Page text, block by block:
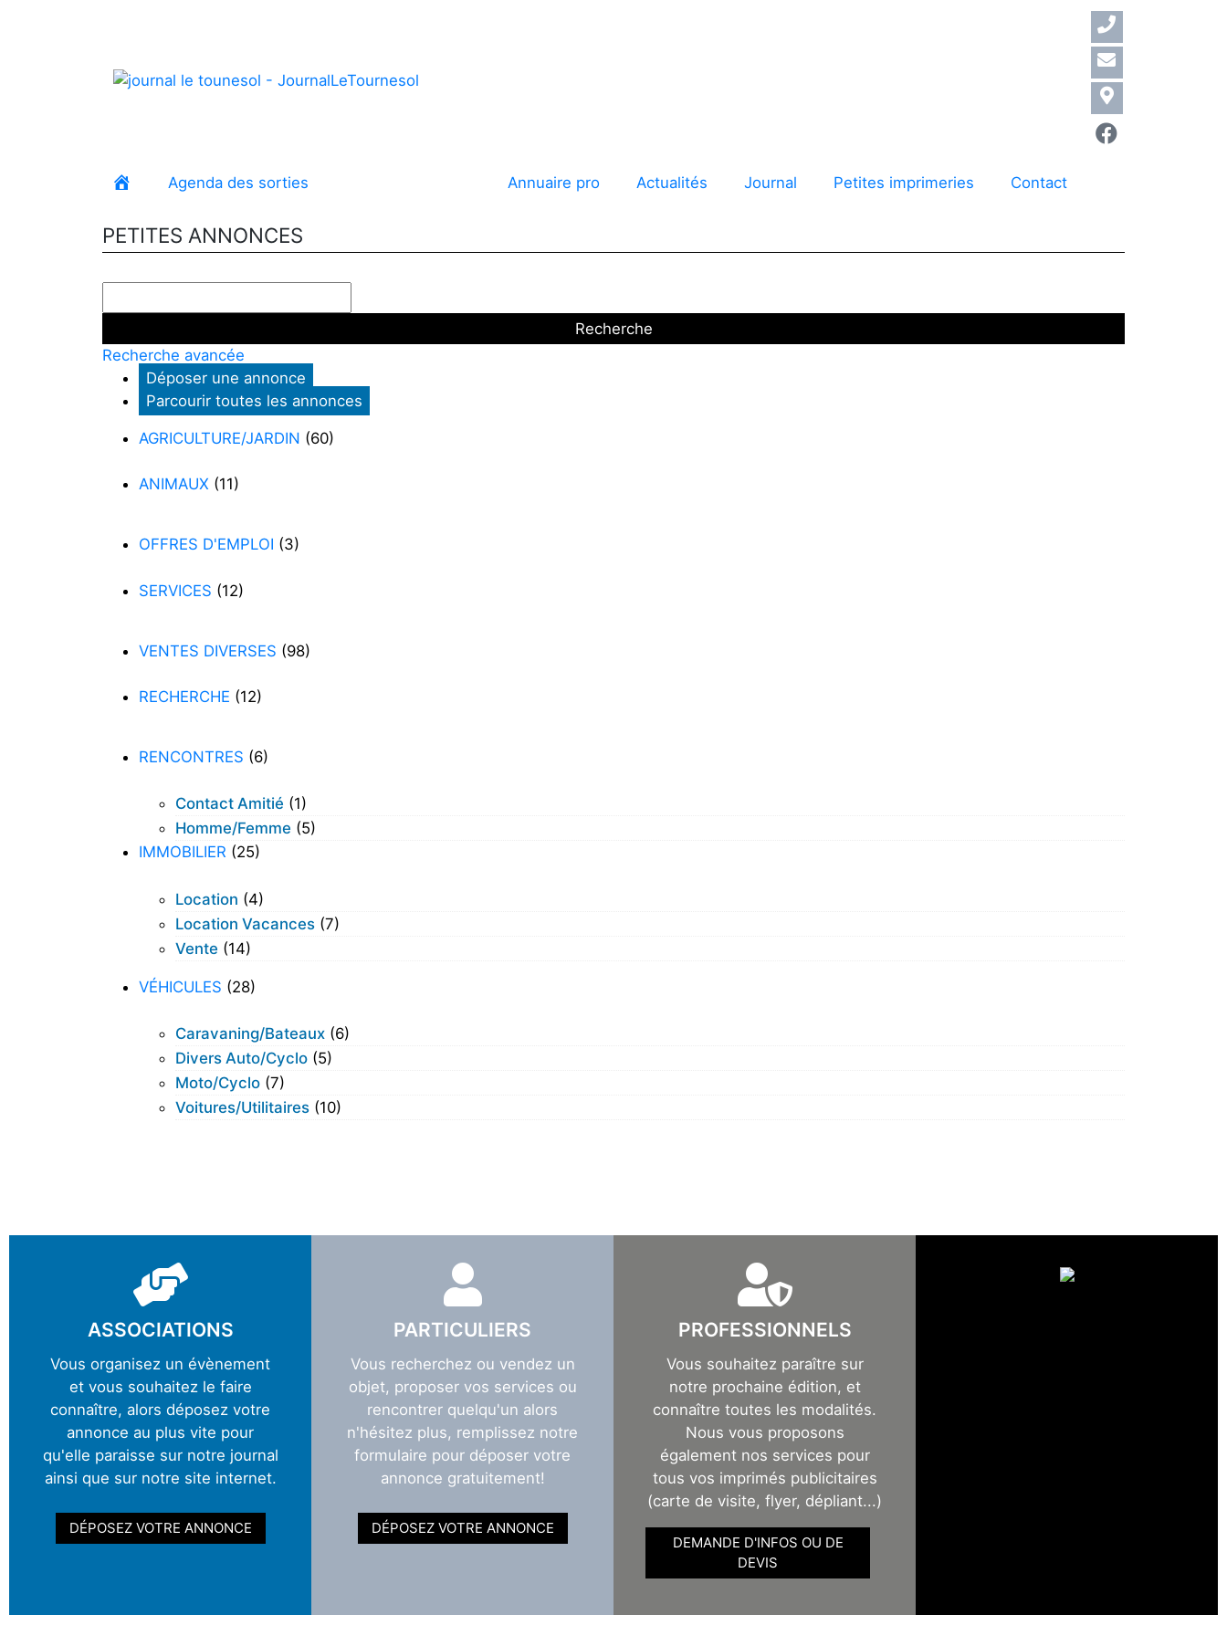
Accueil Agenda des sorties Annuaire pro Actualités Journal Petites imprimeries Contact
PETITES ANNONCES
Recherche avancée
Déposer une annonce
Parcourir toutes les annonces
AGRICULTURE/JARDIN (60)
ANIMAUX (11)
OFFRES D'EMPLOI (3)
SERVICES (12)
VENTES DIVERSES (98)
RECHERCHE (12)
RENCONTRES (6)
Contact Amitié (1)
Homme/femme (5)
IMMOBILIER (25)
Location (4)
Location Vacances (7)
Vente (14)
VÉHICULES (28)
Caravaning/bateaux (6)
Divers Auto/cyclo (5)
Moto/cyclo (7)
Voitures/utilitaires (10)
ASSOCIATIONS
Vous organisez un évènement
et vous souhaitez le faire
connaître, alors déposez votre
annonce au plus vite pour
qu'elle paraisse sur notre journal
ainsi que sur notre site internet.
DÉPOSEZ VOTRE ANNONCE
PARTICULIERS
Vous recherchez ou vendez un
objet, proposer vos services ou
rencontrer quelqu'un alors
n'hésitez plus, remplissez notre
formulaire pour déposer votre
annonce gratuitement!
DÉPOSEZ VOTRE ANNONCE
PROFESSIONNELS
Vous souhaitez paraître sur
notre prochaine édition, et
connaître toutes les modalités.
Nous vous proposons
également nos services pour
tous vos imprimés publicitaires
(carte de visite, flyer, dépliant...)
DEMANDE D'INFOS OU DE
DEVIS